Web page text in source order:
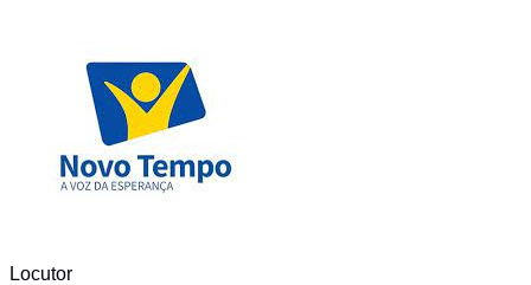
Locutor